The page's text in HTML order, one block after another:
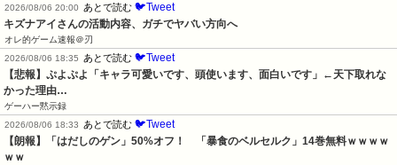
2026/08/06 20:00
あとで読む 🐦Tweet
キズナアイさんの活動内容、ガチでヤバい方向へ
オレ的ゲーム速報＠刃
2026/08/06 18:35
あとで読む 🐦Tweet
【悲報】ぷよぷよ「キャラ可愛いです、頭使います、面白いです」←天下取れな
かった理由…
ゲーハー黙示録
2026/08/06 18:33
あとで読む 🐦Tweet
【朗報】「はだしのゲン」50%オフ！　「暴食のベルセルク」14巻無料ｗｗｗｗ
ｗｗ